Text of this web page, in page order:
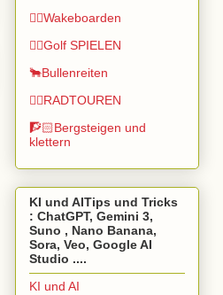
🏄🏽Wakeboarden
🏌️‍♂️Golf SPIELEN
🐂Bullenreiten
🚴‍♂️RADTOUREN
🧗🏻Bergsteigen und
klettern
KI und AITips und Tricks
: ChatGPT, Gemini 3,
Suno , Nano Banana,
Sora, Veo, Google AI
Studio ....
KI und AI